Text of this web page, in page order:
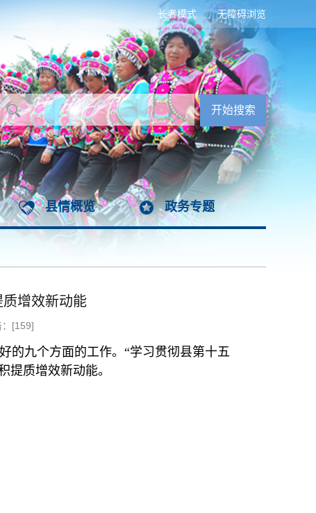
无障碍浏览
长者模式
县情概览 政务专题
增效新动能
[159]
的九个方面的工作。“学习贯彻县第十五
提质增效新动能。